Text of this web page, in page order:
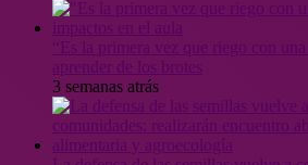
3 semanas atrás